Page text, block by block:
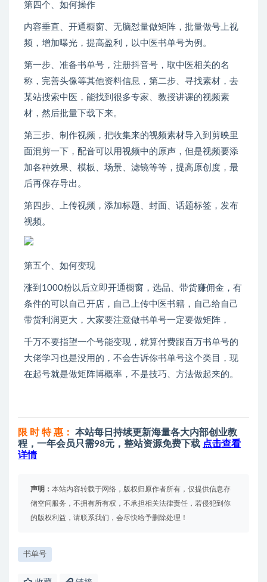
第四个、如何操作
内容垂直、开通橱窗、无脑怼量做矩阵，批量做号上视
频，增加曝光，提高盈利，以中医书单号为例。
第一步、准备书单号，注册抖音号，取中医相关的名
称，完善头像等其他资料信息，第二步、寻找素材，去
某站搜索中医，能找到很多专家、教授讲课的视频素
材，然后批量下载下来。
第三步、制作视频，把收集来的视频素材导入到剪映里
面混剪一下，配音可以用视频中的原声，但是视频要添
加各种效果、模板、场景、滤镜等等，提高原创度，最
后再保存导出。
第四步、上传视频，添加标题、封面、话题标签，发布
视频。
第五个、如何变现
涨到1000粉以后立即开通橱窗，选品、带货赚佣金，有
条件的可以自己开店，自己上传中医书籍，自己给自己
带货利润更大，大家要注意做书单号一定要做矩阵，
千万不要指望一个号能变现，就算付费跟百万书单号的
大佬学习也是没用的，不会告诉你书单号这个类目，现
在起号就是做矩阵博概率，不是技巧、方法做起来的。
限 时 特 惠：
本站每日持续更新海量各大内部创业教
程，一年会员只需98元，整站资源免费下载 点击查看
详情
声明： 本站内容转载于网络，版权归原作者所有，仅提供信息存
储空间服务，不拥有所有权，不承担相关法律责任，若侵犯到你
的版权利益，请联系我们，会尽快给予删除处理！
书单号